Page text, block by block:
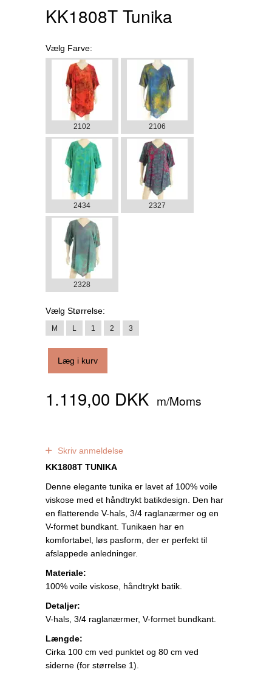
KK1808T Tunika
Vælg Farve:
2102 2106
2434 2327
2328
Vælg Størrelse:
M L 1 2 3
Læg i kurv
1.119,00 DKK m/Moms
Skriv anmeldelse
KK1808T TUNIKA
Denne elegante tunika er lavet af 100% voile
viskose med et håndtrykt batikdesign. Den har
en flatterende V-hals, 3/4 raglanærmer og en
V-formet bundkant. Tunikaen har en
komfortabel, løs pasform, der er perfekt til
afslappede anledninger.
Materiale:
100% voile viskose, håndtrykt batik.
Detaljer:
V-hals, 3/4 raglanærmer, V-formet bundkant.
Længde:
Cirka 100 cm ved punktet og 80 cm ved
siderne (for størrelse 1).